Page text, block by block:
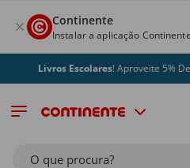
Continente
Instalar a aplicação Continente
Livros Escolares! Aproveite 5%
O que procura?